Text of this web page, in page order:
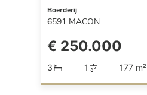
Boerderij
6591 MACON
€ 250.000
3 1 177 m²